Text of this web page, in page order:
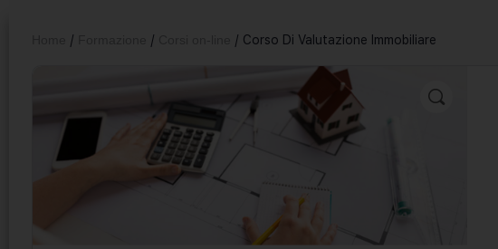
/ / / Corso Di Valutazione Immobiliare